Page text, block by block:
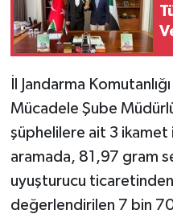
İl Jandarma
Mücadele Şube
şüphelilere ait 3 ikamet
aramada, 81,97 gram
uyuşturucu
değerlendirilen 7 bin